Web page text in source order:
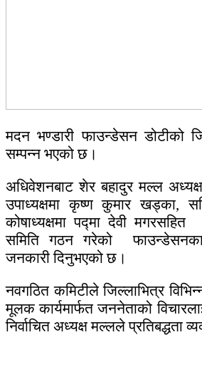
मदन भण्डारी फाउन्डेसन डोटीको
सम्पन्न भएको छ।
‎अधिवेशनबाट शेर बहादुर मल्ल
उपाध्यक्षमा कृष्ण कुमार खड्का,
कोषाध्यक्षमा पद्मा देवी
समिति गठन गरेको
जनकारी दिनुभएको छ।
‎नवगठित कमिटीले जिल्लाभित्र
मूलक कार्यमार्फत जननेताको
निर्वाचित अध्यक्ष मल्लले प्रतिबद्धता